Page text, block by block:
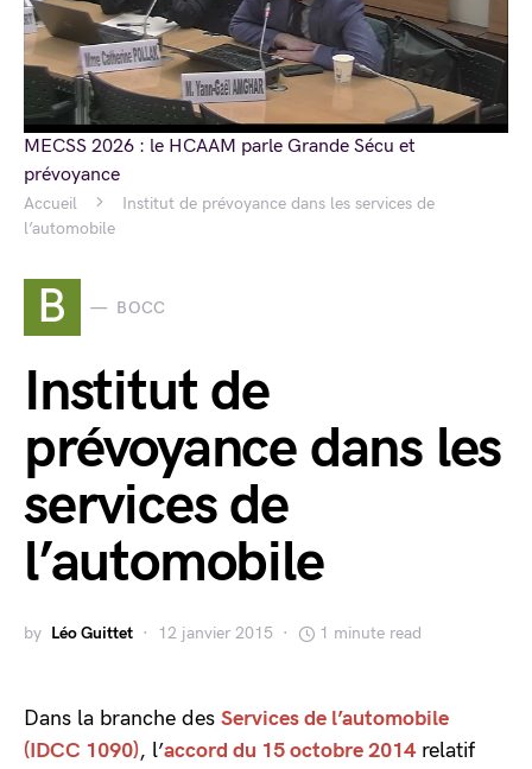
Accueil
Institut de prévoyance dans les services de
l’automobile
B BOCC
Institut de
prévoyance dans les
services de
l’automobile
by Léo Guittet 12 janvier 2015 1 minute read
Dans la branche des Services de l’automobile
(IDCC 1090), l’accord du 15 octobre 2014relatif
MECSS 2026 : le HCAAM parle Grande Sécu et
prévoyance